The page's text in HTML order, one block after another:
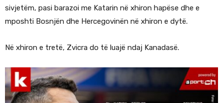
sivjetëm, pasi barazoi me Katarin në xhiron hapëse dhe e
mposhti Bosnjën dhe Hercegovinën në xhiron e dytë.
Në xhiron e tretë, Zvicra do të luajë ndaj Kanadasë.